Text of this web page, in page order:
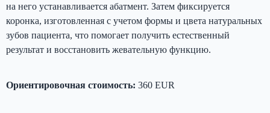
на него устанавливается абатмент. Затем фиксируется
коронка, изготовленная с учетом формы и цвета натуральных
зубов пациента, что помогает получить естественный
результат и восстановить жевательную функцию.
Ориентировочная стоимость: 360 EUR